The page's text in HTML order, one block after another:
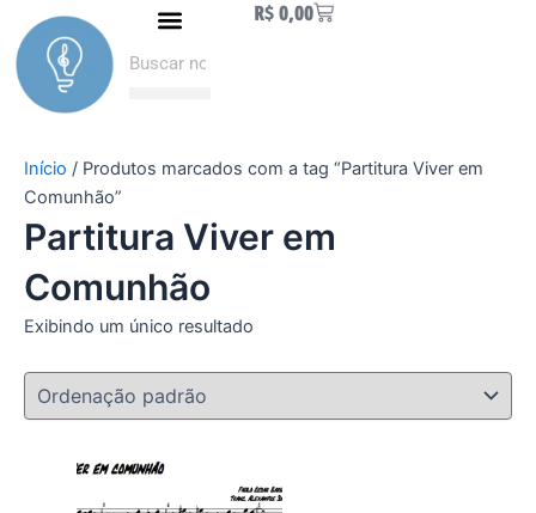
para
conteúdo
Pesquisar
R$0,00Carrinho
Início / Produtos marcados com a tag “Partitura Viver em
Comunhão”
Partitura Viver em
Comunhão
Exibindo um único resultado